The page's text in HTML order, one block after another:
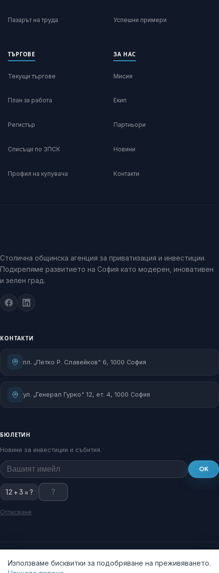
Пазарът на труда Успешни примери
ТЪРГОВЕ
Текущи търгове
План за работа
Регистър
Списъци по ЗПСК
Профил на купувача
ЗА НАС
Мисия
Екип
Партньори
Новини
Контакти
Столична общинска агенция за приватизация и инвестиции.
Подкрепяме развитието на София като модерен, иновативен
и зелен град.
КОНТАКТИ
пл. „Петко Р. Славейков" 6, 1000 София
ул. „Генерал Гурко" 12, ет. 4, 1000 София
БЮЛЕТИН
Новини за инвестиции и събития.
OK
12 + 3 = ?
Отписване
Използваме бисквитки за подобряване на преживяването.